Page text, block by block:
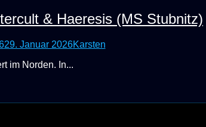
& Haeresis (MS Stubnitz)
29. Januar 2026Karsten
im Norden. In...